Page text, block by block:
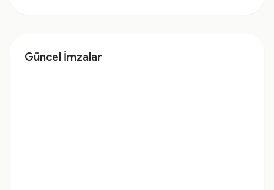
Güncel İmzalar